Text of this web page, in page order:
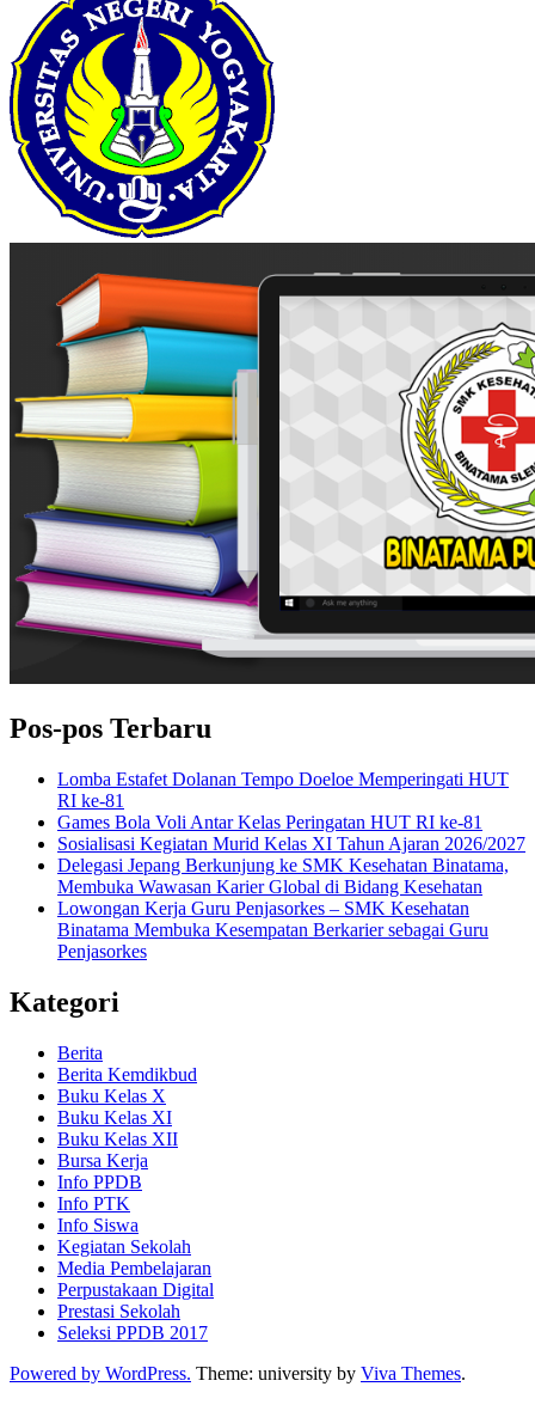
Pos-pos Terbaru
Lomba Estafet Dolanan Tempo Doeloe Memperingati HUT
RI ke-81
Games Bola Voli Antar Kelas Peringatan HUT RI ke-81
Sosialisasi Kegiatan Murid Kelas XI Tahun Ajaran 2026/2027
Delegasi Jepang Berkunjung ke SMK Kesehatan Binatama,
Membuka Wawasan Karier Global di Bidang Kesehatan
Lowongan Kerja Guru Penjasorkes – SMK Kesehatan
Binatama Membuka Kesempatan Berkarier sebagai Guru
Penjasorkes
Kategori
Berita
Berita Kemdikbud
Buku Kelas X
Buku Kelas XI
Buku Kelas XII
Bursa Kerja
Info PPDB
Info PTK
Info Siswa
Kegiatan Sekolah
Media Pembelajaran
Perpustakaan Digital
Prestasi Sekolah
Seleksi PPDB 2017
Powered by WordPress. Theme: university by Viva Themes.